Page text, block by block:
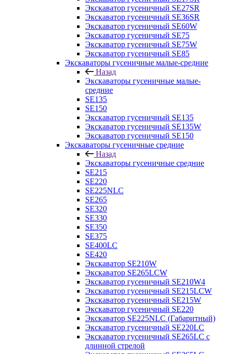
Экскаватор гусеничный SE27SR
Экскаватор гусеничный SE36SR
Экскаватор гусеничный SE60W
Экскаватор гусеничный SE75
Экскаватор гусеничный SE75W
Экскаватор гусеничный SE85
Экскаваторы гусеничные малые-средние
Назад
Экскаваторы гусеничные малые-
средние
SE135
SE150
Экскаватор гусеничный SE135
Экскаватор гусеничный SE135W
Экскаватор гусеничный SE150
Экскаваторы гусеничные средние
Назад
Экскаваторы гусеничные средние
SE215
SE220
SE225NLC
SE265
SE320
SE330
SE350
SE375
SE400LC
SE420
Экскаватор SE210W
Экскаватор SE265LCW
Экскаватор гусеничный SE210W4
Экскаватор гусеничный SE215LCW
Экскаватор гусеничный SE215W
Экскаватор гусеничный SE220
Экскаватор SE225NLC (Габаритный)
Экскаватор гусеничный SE220LC
Экскаватор гусеничный SE265LC с
длинной стрелой